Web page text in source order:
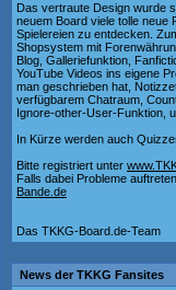
Das vertraute Design wurde
neuem Board viele tolle neue
Spielereien zu entdecken.
Shopsystem mit
Blog, Galleriefunktion,
YouTube Videos ins eigene
man geschrieben hat,
verfügbarem Chatraum,
Ignore-other-User-Funktion,
In Kürze werden auch
Bitte registriert unter
Falls dabei Probleme
Bande.de
Das TKKG-Board.de-Team
News der TKKG Fansites